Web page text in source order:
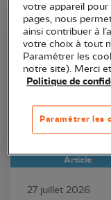
LPO PACA
Article
27 juillet 2026
votre appareil
pages, nous
ainsi contribuer à
votre choix à tout
Paramétrer les
notre site). Merci
Politique de
Paramétrer les